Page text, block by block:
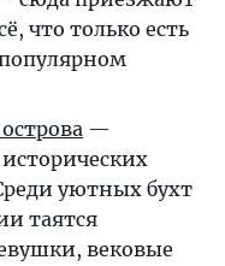
что только есть
—
уютных бухт
таятся
вековые